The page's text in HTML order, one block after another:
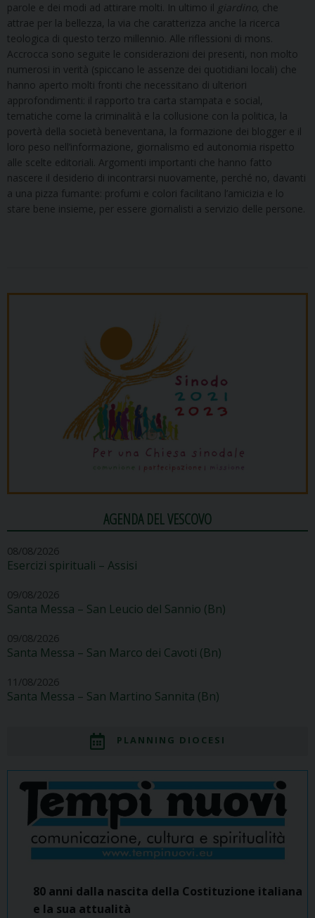
parole e dei modi ad attirare molti. In ultimo il giardino, che
attrae per la bellezza, la via che caratterizza anche la ricerca
teologica di questo terzo millennio. Alle riflessioni di mons.
Accrocca sono seguite le considerazioni dei presenti, non molto
numerosi in verità (spiccano le assenze dei quotidiani locali) che
hanno aperto molti fronti che necessitano di ulteriori
approfondimenti: il rapporto tra carta stampata e social,
tematiche come la criminalità e la collusione con la politica, la
povertà della società beneventana, la formazione dei blogger e il
loro peso nell’informazione, giornalismo ed autonomia rispetto
alle scelte editoriali. Argomenti importanti che hanno fatto
nascere il desiderio di incontrarsi nuovamente, perché no, davanti
a una pizza fumante: profumi e colori facilitano l’amicizia e lo
stare bene insieme, per essere giornalisti a servizio delle persone.
AGENDA DEL VESCOVO
08/08/2026
Esercizi spirituali – Assisi
09/08/2026
Santa Messa – San Leucio del Sannio (Bn)
09/08/2026
Santa Messa – San Marco dei Cavoti (Bn)
11/08/2026
Santa Messa – San Martino Sannita (Bn)
PLANNING DIOCESI
80 anni dalla nascita della Costituzione italiana
e la sua attualità